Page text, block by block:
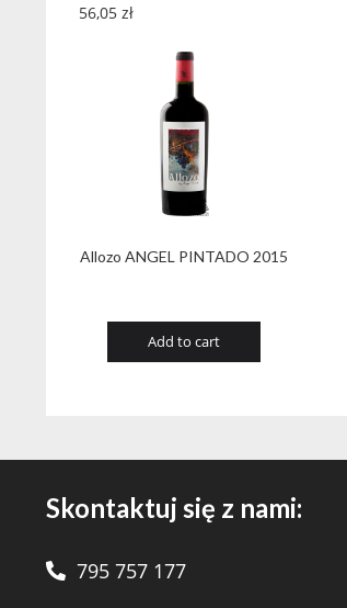
Allozo ANGEL PINTADO 2015
56,05 zł
Add to cart
Skontaktuj się z nami:
795 757 177